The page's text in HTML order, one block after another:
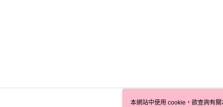
本網站中使用 cookie，欲查詢有